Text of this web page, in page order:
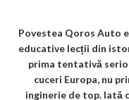
Povestea Qoros Auto
educative lecții din
prima tentativă
cuceri Europa, nu
inginerie de top. Iată